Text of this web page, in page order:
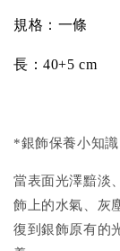
規格：一條
長：40+5 cm
*銀飾保養小知識
當表面光澤黯淡
飾上的水氣、灰
復到銀飾原有的